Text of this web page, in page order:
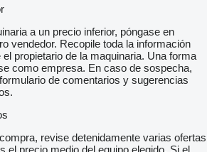
a un precio inferior, póngase en
vendedor. Recopile toda la información
propietario de la maquinaria. Una forma
como empresa. En caso de sospecha,
de comentarios y sugerencias
revise detenidamente varias ofertas